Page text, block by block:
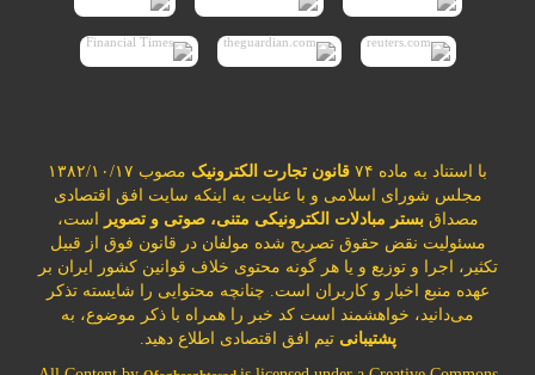
با استناد به ماده ۷۴ قانون تجارت الکترونیک
مصوب ۱۳۸۲/۱۰/۱۷
مجلس شورای اسلامی و با عنایت به اینکه سایت افق اقتصادی
مصداقبستر مبادلات الکترونیکی متنی، صوتی و تصویر
است،
مسئولیت نقض حقوق تصریح شده مولفان در قانون فوق از قبیل
تکثیر، اجرا و توزیع و یا هر گونه محتوی خلاف قوانین کشور ایران بر
عهده منبع اخبار و کاربران است. چنانچه محتوایی را شایسته تذکر
می‌دانید، خواهشمند است کد خبر را همراه با ذکر موضوع، به
پشتیبانی تیم افق اقتصادی اطلاع دهید.